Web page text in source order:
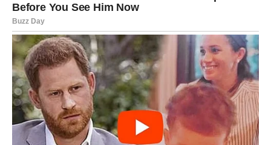
ste dugo čekali
Sve kroz šta ste prošli nije bilo uzalud.
Svaka prepreka, svako razočaranje i svaki trenutak tokom
kojeg ste mislili da više ne možete dalje zapravo su vas
pripremali za ono što dolazi.
A ono što dolazi moglo bi vam potpuno promijeniti život.